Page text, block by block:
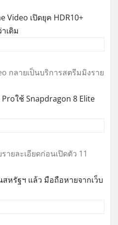
Video เปิดยุค HDR10+
เดิม
กลายเป็นบริการสตรีมมิงราย
Proใช้ Snapdragon 8 Elite
รายละเอียดก่อนเปิดตัว 11
หรัฐฯ แล้ว มือถือหายจากเว็บ